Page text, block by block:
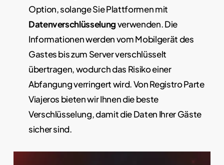
Option, solange Sie Plattformen mit
Datenverschlüsselungverwenden. Die
Informationen werden vom Mobilgerät des
Gastes bis zum Server verschlüsselt
übertragen, wodurch das Risiko einer
Abfangung verringert wird. Von Registro Parte
Viajeros bieten wir Ihnen die beste
Verschlüsselung, damit die Daten Ihrer Gäste
sicher sind.